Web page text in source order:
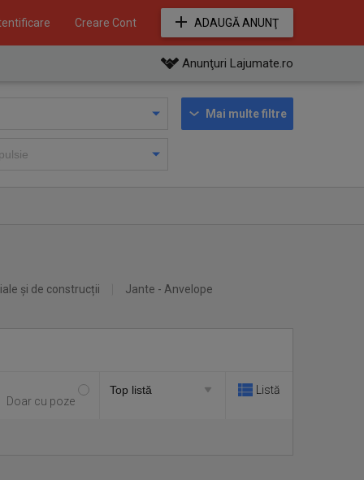
Creare Cont ADAUGĂ ANUNŢ
Anunţuri Lajumate.ro
Mai multe filtre
și de construcții Jante - Anvelope
Doar cu poze
Listă